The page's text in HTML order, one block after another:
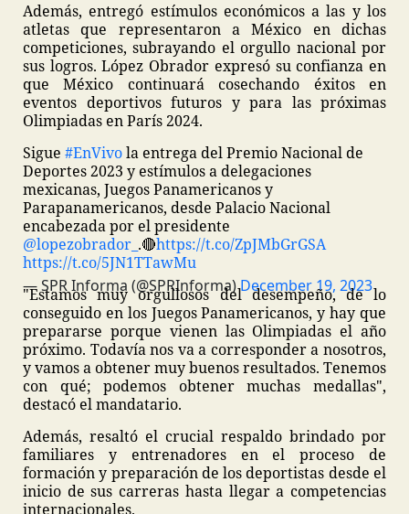
Además, entregó estímulos económicos a las y los
atletas que representaron a México en dichas
competiciones, subrayando el orgullo nacional por
sus logros. López Obrador expresó su confianza en
que México continuará cosechando éxitos en
eventos deportivos futuros y para las próximas
Olimpiadas en París 2024.
Sigue #EnVivola entrega del Premio Nacional de
Deportes 2023 y estímulos a delegaciones
mexicanas, Juegos Panamericanos y
Parapanamericanos, desde Palacio Nacional
encabezada por el presidente
@lopezobrador_ .🔴https://t.co/ZpJMbGrGSA
https://t.co/5JN1TTawMu
— SPR Informa (@SPRInforma)December 19, 2023
"Estamos muy orgullosos del desempeño, de lo
conseguido en los Juegos Panamericanos, y hay que
prepararse porque vienen las Olimpiadas el año
próximo. Todavía nos va a corresponder a nosotros,
y vamos a obtener muy buenos resultados. Tenemos
con qué; podemos obtener muchas medallas",
destacó el mandatario.
Además, resaltó el crucial respaldo brindado por
familiares y entrenadores en el proceso de
formación y preparación de los deportistas desde el
inicio de sus carreras hasta llegar a competencias
internacionales.